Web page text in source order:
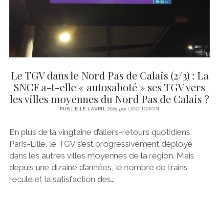
Le TGV dans le Nord Pas de Calais (2/3) : La
SNCF a-t-elle « autosaboté » ses TGV vers
les villes moyennes du Nord Pas de Calais ?
PUBLIÉ LE 1 AVRIL 2025 parUGO JORION
En plus de la vingtaine d’allers-retours quotidiens
Paris-Lille, le TGV s’est progressivement déployé
dans les autres villes moyennes de la région. Mais
depuis une dizaine d’années, le nombre de trains
recule et la satisfaction des…